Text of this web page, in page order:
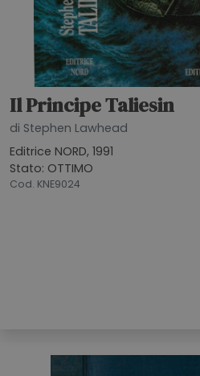
Il Principe Taliesin
di Stephen Lawhead
Editrice NORD, 1991
Stato: OTTIMO
Cod. KNE9024